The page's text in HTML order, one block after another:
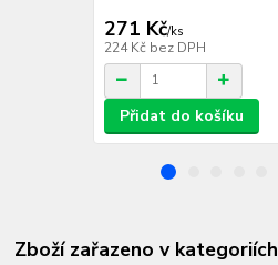
271 Kč/ks
224 Kč bez DPH
Přidat do košíku
Zboží zařazeno v kategoriích